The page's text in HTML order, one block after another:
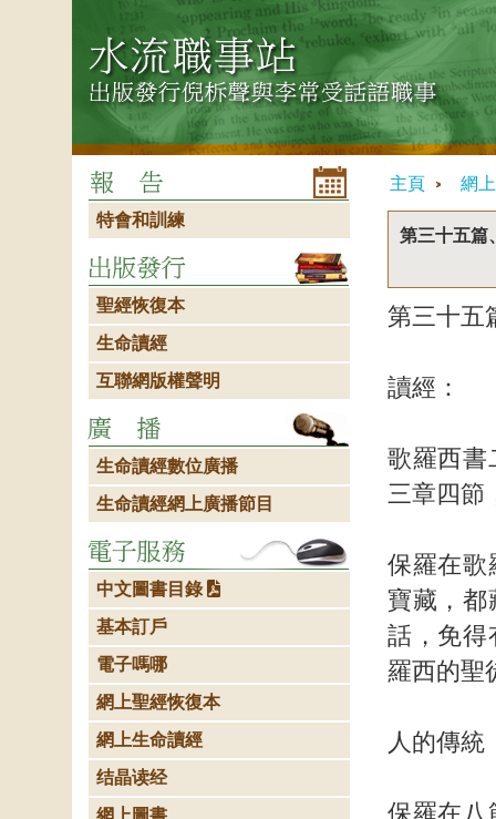
主頁 網
第三十五篇
第三十
讀經：
歌羅西書
三章四節
保羅在歌
寶藏，都
話，免得
羅西的聖
人的傳統
保羅在八
特會和訓練
聖經恢復本
生命讀經
互聯網版權聲明
生命讀經數位廣播
生命讀經網上廣播節目
中文圖書目錄
基本訂戶
電子嗎哪
網上聖經恢復本
網上生命讀經
结晶读经
網上圖書